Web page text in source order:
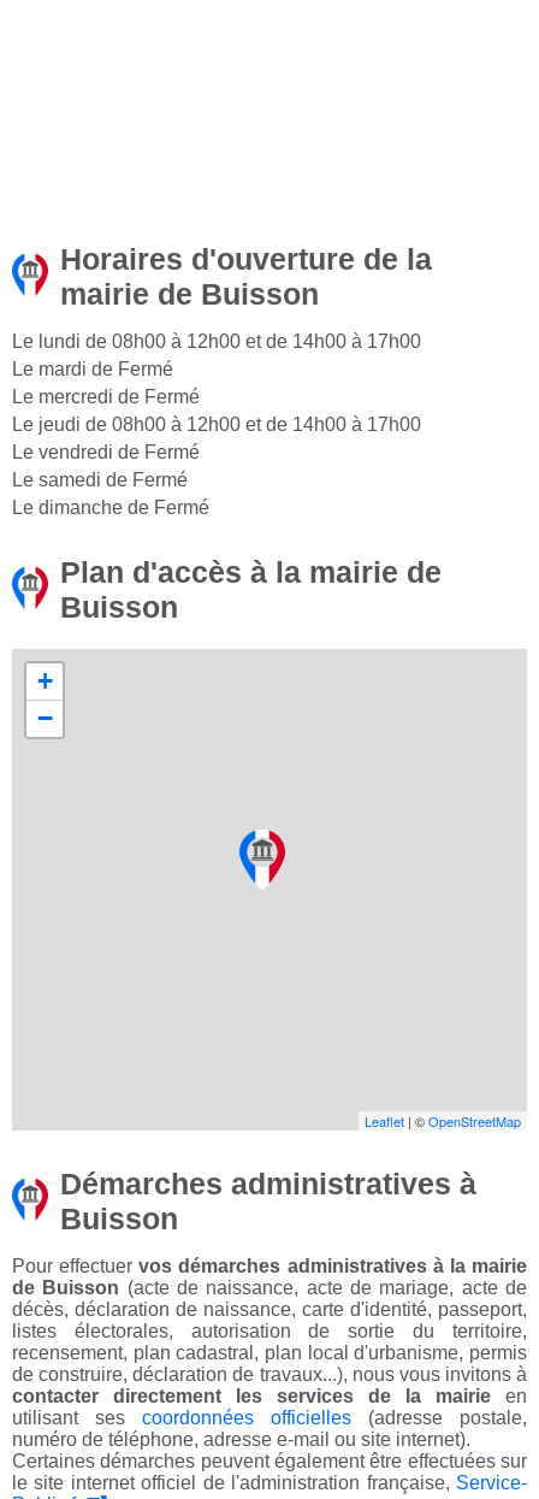
Horaires d'ouverture de la
mairie de Buisson
Le lundi de 08h00 à 12h00 et de 14h00 à 17h00
Le mardi de Fermé
Le mercredi de Fermé
Le jeudi de 08h00 à 12h00 et de 14h00 à 17h00
Le vendredi de Fermé
Le samedi de Fermé
Le dimanche de Fermé
Plan d'accès à la mairie de
Buisson
+
−
Leaflet | ©OpenStreetMap
Démarches administratives à
Buisson
Pour effectuervos démarches administratives à la mairie
de Buisson (acte de naissance, acte de mariage, acte de
décès, déclaration de naissance, carte d'identité, passeport,
listes électorales, autorisation de sortie du territoire,
recensement, plan cadastral, plan local d'urbanisme, permis
de construire, déclaration de travaux...), nous vous invitons à
contacter directement les services de la mairie en
utilisant ses coordonnées officielles (adresse postale,
numéro de téléphone, adresse e-mail ou site internet).
Certaines démarches peuvent également être effectuées sur
le site internet officiel de l'administration française, Service-